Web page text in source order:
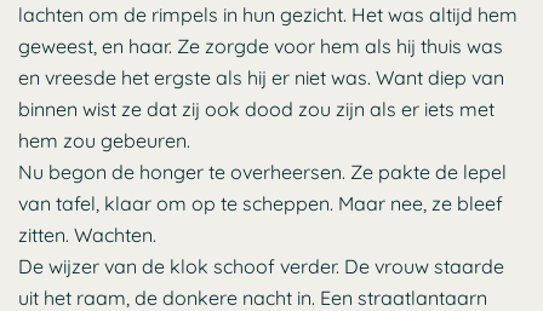
lachten om de rimpels in hun gezicht. Het was altijd hem
geweest, en haar. Ze zorgde voor hem als hij thuis was
en vreesde het ergste als hij er niet was. Want diep van
binnen wist ze dat zij ook dood zou zijn als er iets met
hem zou gebeuren.
Nu begon de honger te overheersen. Ze pakte de lepel
van tafel, klaar om op te scheppen. Maar nee, ze bleef
zitten. Wachten.
De wijzer van de klok schoof verder. De vrouw staarde
uit het raam, de donkere nacht in. Een straatlantaarn